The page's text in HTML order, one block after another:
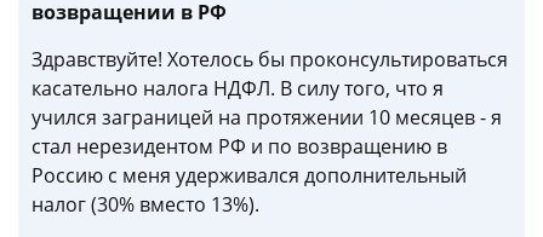
возвращении в РФ
Здравствуйте! Хотелось бы проконсультироваться
касательно налога НДФЛ. В силу того, что я
учился заграницей на протяжении 10 месяцев - я
стал нерезидентом РФ и по возвращению в
Россию с меня удерживался дополнительный
налог (30% вместо 13%).